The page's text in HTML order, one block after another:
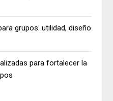
grupos: utilidad, diseño
para fortalecer la